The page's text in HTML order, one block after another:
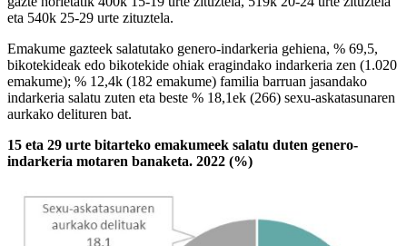
eta 540k 25-29 urte zituztela.
Emakume gazteek salatutako genero-indarkeria gehiena, % 69,5,
bikotekideak edo bikotekide ohiak eragindako indarkeria zen (1.020
emakume); % 12,4k (182 emakume) familia barruan jasandako
indarkeria salatu zuten eta beste % 18,1ek (266) sexu-askatasunaren
aurkako delituren bat.
15 eta 29 urte bitarteko emakumeek salatu duten genero-
indarkeria motaren banaketa. 2022 (%)